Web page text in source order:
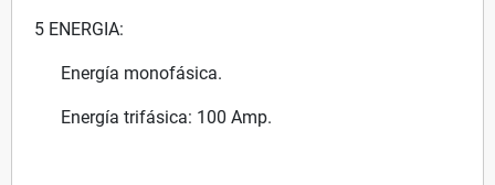
5 ENERGIA:
Energía monofásica.
Energía trifásica: 100 Amp.